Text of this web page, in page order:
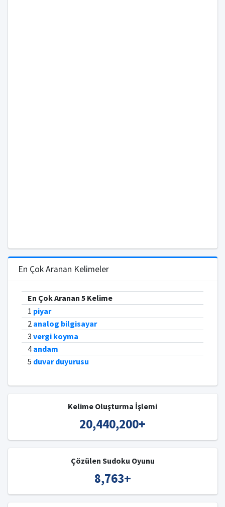
En Çok Aranan Kelimeler
En Çok Aranan 5 Kelime
1 piyar
2 analog bilgisayar
3 vergi koyma
4 andam
5 duvar duyurusu
Kelime Oluşturma İşlemi
20,440,200+
Çözülen Sudoku Oyunu
8,763+